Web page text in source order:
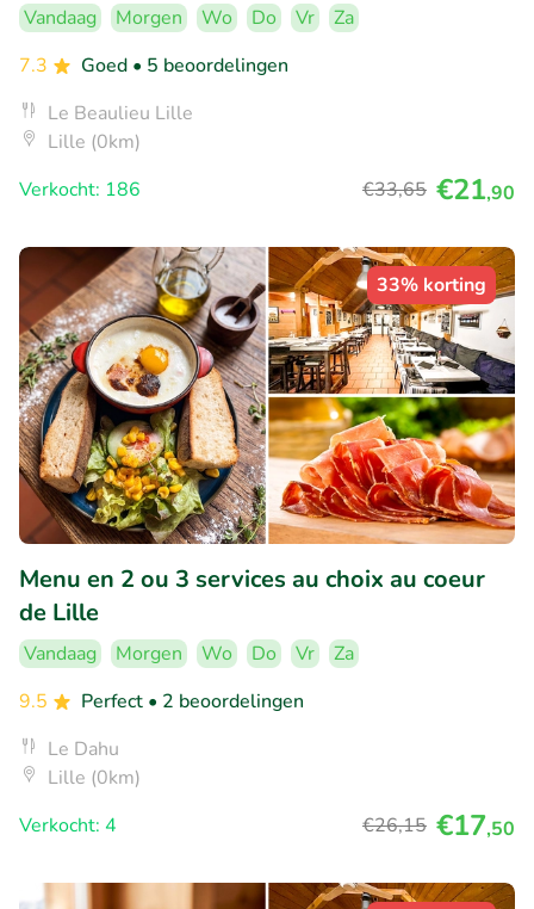
Vandaag Morgen Wo Do Vr
Za
7.3
Goed • 5 beoordelingen
Le Beaulieu Lille
Lille (0km)
Verkocht: 186
€33,65 €21,90
33% korting
Menu en 2 ou 3 services au choix au coeur
de Lille
Vandaag Morgen Wo Do Vr
Za
9.5
Perfect • 2 beoordelingen
Le Dahu
Lille (0km)
Verkocht: 4
€26,15 €17,50